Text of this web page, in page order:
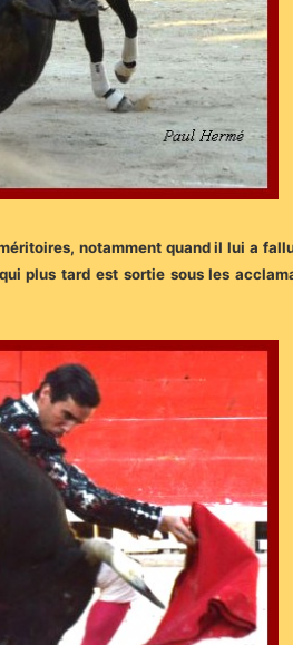
notamment quand il lui a
plus tard est sortie sous les